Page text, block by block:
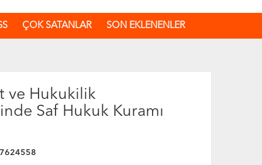
ÇOK SATANLAR SON EKLENENLER
ve Hukukilik
Saf Hukuk Kuramı